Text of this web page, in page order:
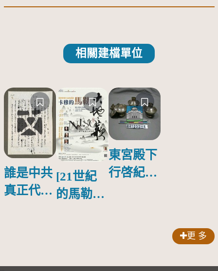
相關建檔單位
誰是中共
真正代言
[21世紀
的馬勒、
的依戀—
東宮殿下
行啓紀念
更 多